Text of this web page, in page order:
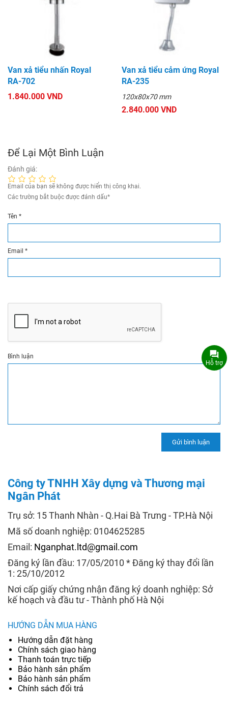
Van xả tiểu nhấn Royal
RA-702
1.840.000 VND
Van xả tiểu cảm ứng Royal
RA-235
120x80x70 mm
2.840.000 VND
Để Lại Một Bình Luận
Đánh giá:
Email của bạn sẽ không được hiển thị công khai.
Các trường bắt buộc được đánh dấu*
Tên *
Email *
Bình luận
Công ty TNHH Xây dựng và Thương mại
Ngân Phát
Trụ sở: 15 Thanh Nhàn - Q.Hai Bà Trưng - TP.Hà Nội
Mã số doanh nghiệp: 0104625285
Email: Nganphat.ltd@gmail.com
Đăng ký lần đầu: 17/05/2010 * Đăng ký thay đổi lần
1: 25/10/2012
Nơi cấp giấy chứng nhận đăng ký doanh nghiệp: Sở
kế hoạch và đầu tư - Thành phố Hà Nội
HƯỚNG DẪN MUA HÀNG
Hướng dẫn đặt hàng
Chính sách giao hàng
Thanh toán trực tiếp
Bảo hành sản phẩm
Bảo hành sản phẩm
Chính sách đổi trả
Hỗ trợ